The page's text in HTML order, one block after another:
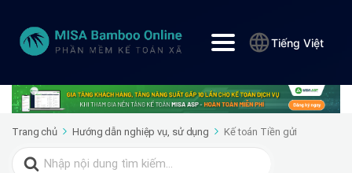
Tiếng Việt
Trang chủ Hướng dẫn nghiệp vụ, sử dụng Kế toán Tiền gửi
Search
for: